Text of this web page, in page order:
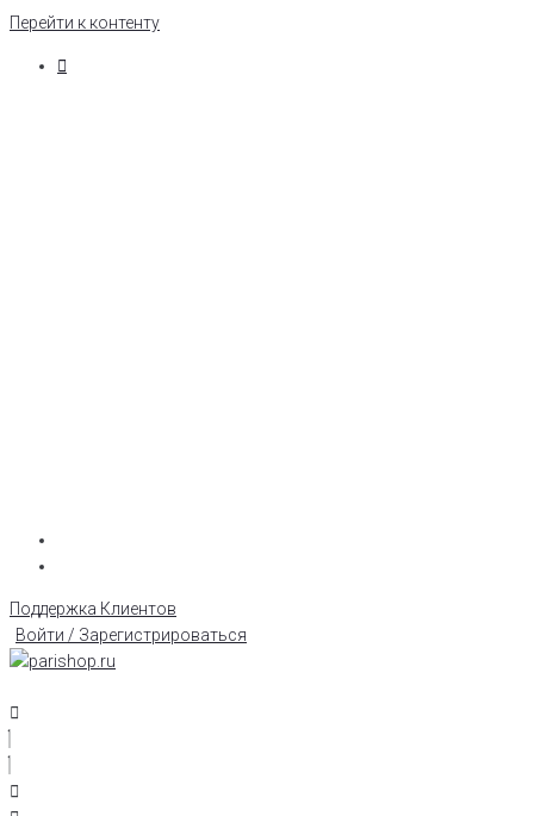
Перейти к контенту
Поддержка Клиентов
Войти / Зарегистрироваться